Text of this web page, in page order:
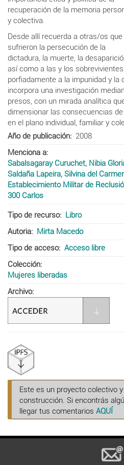
recuperación de la memoria
y colectiva.
Desde allí recuerda a otras/os que
sufrieron la persecución de la
dictadura, la muerte, la
así como a las y los
porfiadamente a la impunidad y la
incorpora una investigación
presos, con un mirada analítica
dimensionar las consecuencias
en el plano individual, familiar y
Año de publicación
2008
Menciona a
Sabalsagaray Curuchet, Nibia
Saldaña Lapeira, Silvina del
Establecimiento Militar de
300 Carlos
Tipo de recurso
Libro
Autoria
Mirta Macedo
Tipo de acceso
Acceso libre
Colección
Mujeres liberadas
Archivo
Este es un proyecto colectivo
construcción. Si encontrás
llegar tus comentarios AQUÍ